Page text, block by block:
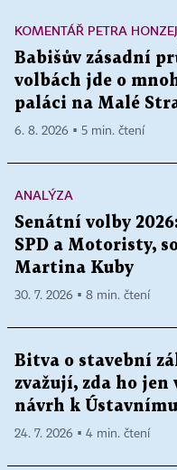
KOMENTÁŘ PETRA
Babišův zásadní
volbách jde o
paláci na Malé
6. 8. 2026 ▪ 5 min. čtení
ANALÝZA
Senátní volby
SPD a Motoristy,
Martina Kuby
30. 7. 2026 ▪ 8 min. čtení
Bitva o stavební
zvažují, zda ho
návrh k
24. 7. 2026 ▪ 4 min. čtení